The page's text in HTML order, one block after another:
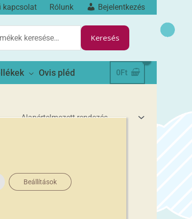
kapcsolat Rólunk
Bejelentkezés
Keresés
Ovis pléd 0Ft
Beállítások